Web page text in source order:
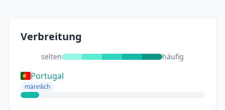
Verbreitung
selten häufig
Portugal
männlich